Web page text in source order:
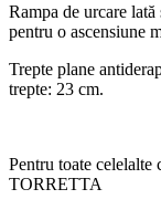
Rampa de urcare
pentru o ascensiune
Trepte plane
trepte: 23 cm.
Pentru toate celelalte
TORRETTA